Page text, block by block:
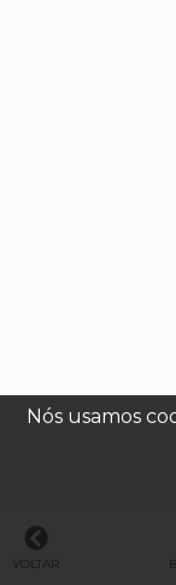
Nós usamos
VOLTAR